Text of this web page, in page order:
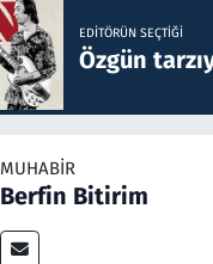
EDITÖRÜN SEÇTIĞI
Özgün
MUHABIR
Berfin Bitirim